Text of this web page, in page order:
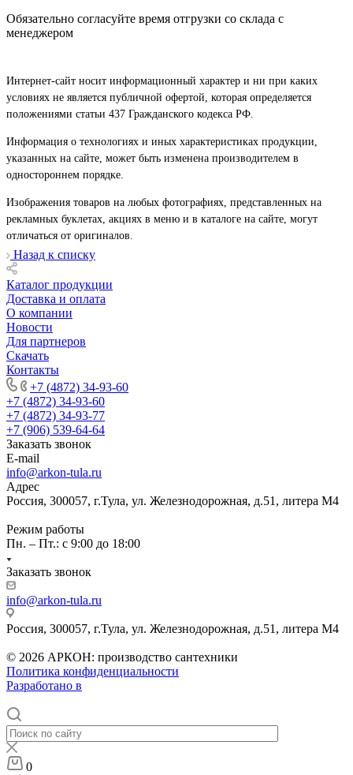
Обязательно согласуйте время отгрузки со склада с
менеджером
Интернет-сайт носит информационный характер и ни при каких
условиях не является публичной офертой, которая определяется
положениями статьи 437 Гражданского кодекса РФ.
Информация о технологиях и иных характеристиках продукции,
указанных на сайте, может быть изменена производителем в
одностороннем порядке.
Изображения товаров на любых фотографиях, представленных на
рекламных буклетах, акциях в меню и в каталоге на сайте, могут
отличаться от оригиналов.
Назад к списку
Каталог продукции
Доставка и оплата
О компании
Новости
Для партнеров
Скачать
Контакты
+7 (4872) 34-93-60
+7 (4872) 34-93-60
+7 (4872) 34-93-77
+7 (906) 539-64-64
Заказать звонок
E-mail
info@arkon-tula.ru
Адрес
Россия, 300057, г.Тула, ул. Железнодорожная, д.51, литера М4
Режим работы
Пн. – Пт.: с 9:00 до 18:00
Заказать звонок
info@arkon-tula.ru
Россия, 300057, г.Тула, ул. Железнодорожная, д.51, литера М4
© 2026 АРКОН: производство сантехники
Политика конфиденциальности
Разработано в
0